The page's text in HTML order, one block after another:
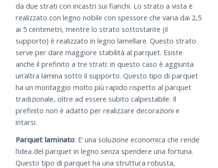
da due strati con incastri sui fianchi. Lo strato a vista è
realizzato con legno nobile con spessore che varia dai 2,5
ai 5 centimetri, mentre lo strato sottostante (il
supporto) è realizzato in legno lamellare. Questo strato
serve per dare maggiore stabilità al parquet. Esiste
anche il prefinito a tre strati: in questo caso è aggiunta
un’altra lamina sotto il supporto. Questo tipo di parquet
ha un montaggio molto più rapido rispetto al parquet
tradizionale, oltre ad essere subito calpestabile. Il
prefinito non è adatto per realizzare decorazioni e
intarsi.
Parquet laminato: E’ una soluzione economica che rende
l’idea del parquet in legno senza spendere una fortuna.
Questo tipo di parquet ha una struttura robusta,